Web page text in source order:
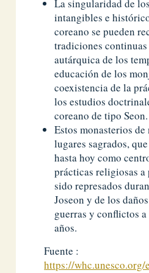
La singularidad de
intangibles e
coreano se pueden
tradiciones
autárquica de los
educación de los
coexistencia de la
los estudios
coreano de tipo Seon.
Estos monasterios de
lugares sagrados,
hasta hoy como
prácticas religiosas a
sido represados
Joseon y de los
guerras y conflictos
años.
Fuente :
https://